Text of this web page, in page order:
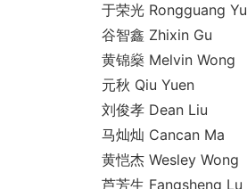
于荣光 Rongguang Yu
谷智鑫 Zhixin Gu
黄锦燊 Melvin Wong
元秋 Qiu Yuen
刘俊孝 Dean Liu
马灿灿 Cancan Ma
黄恺杰 Wesley Wong
芦芳生 Fangsheng Lu